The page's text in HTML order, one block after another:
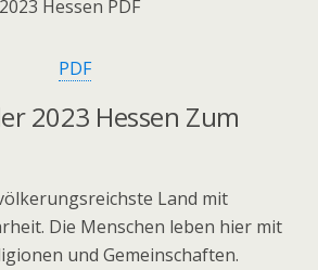
PDF
2023 Hessen Zum
Land mit
Die Menschen leben hier mit
und Gemeinschaften.